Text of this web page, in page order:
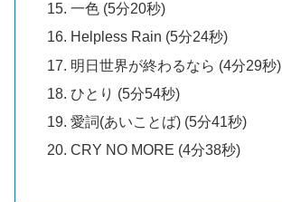
一色 (5分20秒)
Helpless Rain (5分24秒)
明日世界が終わるなら (4分29秒)
ひとり (5分54秒)
愛詞(あいことば) (5分41秒)
CRY NO MORE (4分38秒)